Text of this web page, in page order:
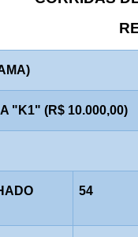
"K1" (R$ 10.000,00)
54